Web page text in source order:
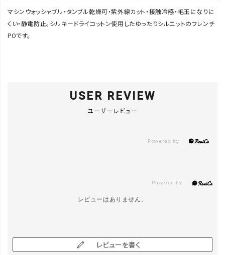
マシンウォッシャブル・タンブル乾燥可・紫外線カット・接触冷感・毛玉になりに
くい・静電防止。シルキードライコットン使用したゆったりシルエットのフレンチ
POです。
USER REVIEW
ユーザーレビュー
レビューはありません。
レビューを書く